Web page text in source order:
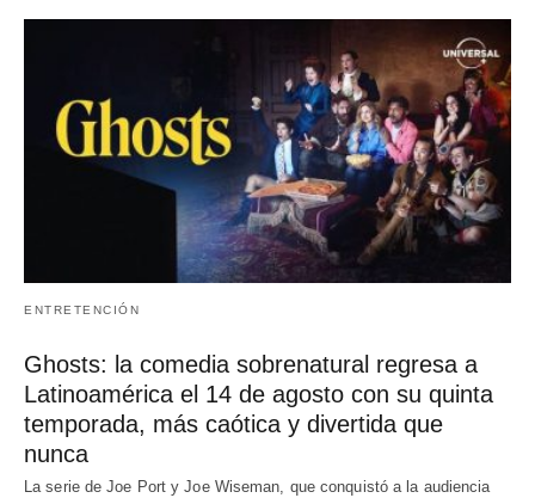
ENTRETENCIÓN
Ghosts: la comedia sobrenatural regresa a
Latinoamérica el 14 de agosto con su quinta
temporada, más caótica y divertida que
nunca
La serie de Joe Port y Joe Wiseman, que conquistó a la audiencia